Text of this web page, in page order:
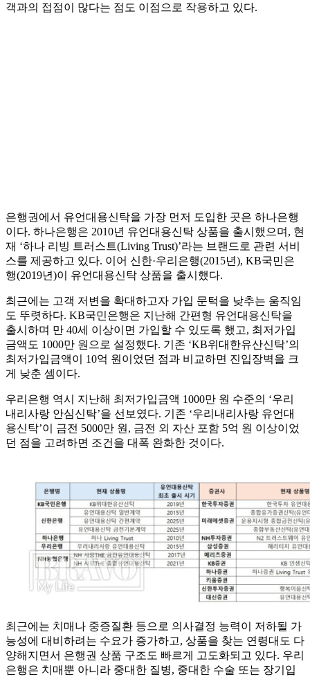
객과의 접점이 많다는 점도 이점으로 작용하고 있다.
은행권에서 유언대용신탁을 가장 먼저 도입한 곳은 하나은행
이다. 하나은행은 2010년 유언대용신탁 상품을 출시했으며, 현
재 ‘하나 리빙 트러스트(Living Trust)’라는 브랜드로 관련 서비
스를 제공하고 있다. 이어 신한·우리은행(2015년), KB국민은
행(2019년)이 유언대용신탁 상품을 출시했다.
최근에는 고객 저변을 확대하고자 가입 문턱을 낮추는 움직임
도 뚜렷하다. KB국민은행은 지난해 간편형 유언대용신탁을
출시하며 만 40세 이상이면 가입할 수 있도록 했고, 최저가입
금액도 1000만 원으로 설정했다. 기존 ‘KB위대한유산신탁’의
최저가입금액이 10억 원이었던 점과 비교하면 진입장벽을 크
게 낮춘 셈이다.
우리은행 역시 지난해 최저가입금액 1000만 원 수준의 ‘우리
내리사랑 안심신탁’을 선보였다. 기존 ‘우리내리사랑 유언대
용신탁’이 금전 5000만 원, 금전 외 자산 포함 5억 원 이상이었
던 점을 고려하면 조건을 대폭 완화한 것이다.
최근에는 치매나 중증질환 등으로 의사결정 능력이 저하될 가
능성에 대비하려는 수요가 증가하고, 상품을 찾는 연령대도 다
양해지면서 은행권 상품 구조도 빠르게 고도화되고 있다. 우리
은행은 치매뿐 아니라 중대한 질병, 중대한 수술 또는 장기입